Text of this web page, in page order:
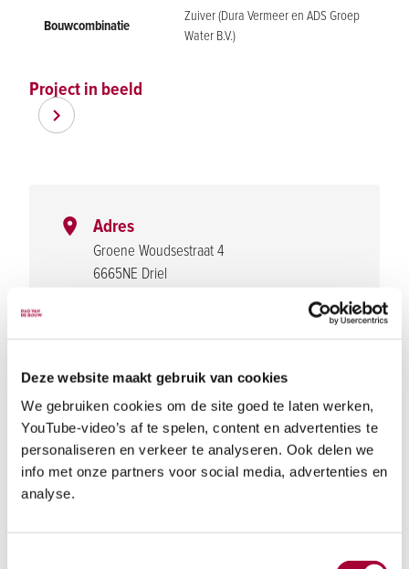
Deze website maakt gebruik van cookies
We gebruiken cookies om de site goed te laten werken,
YouTube-video’s af te spelen, content en advertenties te
personaliseren en verkeer te analyseren. Ook delen we
info met onze partners voor social media, advertenties en
analyse.
Bouwcombinatie
Zuiver (Dura Vermeer en ADS Groep
Water B.V.)
Project in beeld
Item
Adres
Groene Woudsestraat 4
6665NE Driel
10:00 - 14:00
Parkeergelegenheid
Volg dit project op social media